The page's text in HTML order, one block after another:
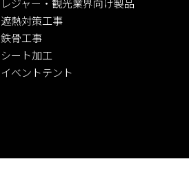
レジャー・観光業界向け製品
遮熱対策工事
鉄骨工事
シート加工
イベントテント